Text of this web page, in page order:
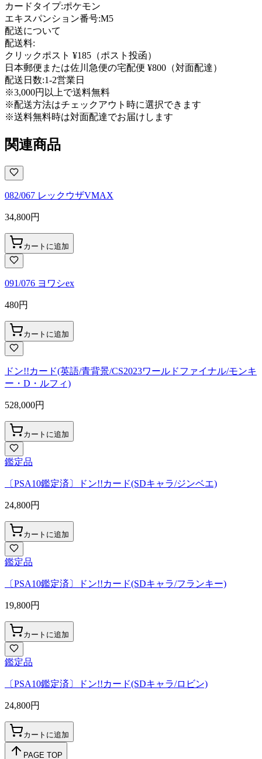
カードタイプ:ポケモン
エキスパンション番号:M5
配送について
配送料:
クリックポスト ¥185（ポスト投函）
日本郵便または佐川急便の宅配便 ¥800（対面配達）
配送日数:1-2営業日
※3,000円以上で送料無料
※配送方法はチェックアウト時に選択できます
※送料無料時は対面配達でお届けします
関連商品
082/067 レックウザVMAX
34,800円
カートに追加
091/076 ヨワシex
480円
カートに追加
ドン!!カード(英語/青背景/CS2023ワールドファイナル/モンキ
ー・D・ルフィ)
528,000円
カートに追加
鑑定品
〔PSA10鑑定済〕ドン!!カード(SDキャラ/ジンベエ)
24,800円
カートに追加
鑑定品
〔PSA10鑑定済〕ドン!!カード(SDキャラ/フランキー)
19,800円
カートに追加
鑑定品
〔PSA10鑑定済〕ドン!!カード(SDキャラ/ロビン)
24,800円
カートに追加
PAGE TOP